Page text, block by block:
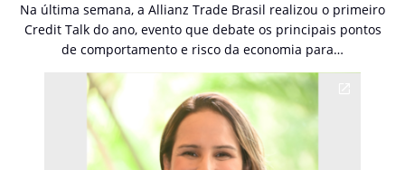
Na última semana, a Allianz Trade Brasil realizou o primeiro
Credit Talk do ano, evento que debate os principais pontos
de comportamento e risco da economia para…